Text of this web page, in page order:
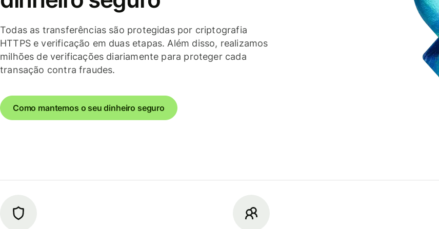
Todas as transferências são protegidas por criptografia
HTTPS e verificação em duas etapas. Além disso, realizamos
milhões de verificações diariamente para proteger cada
transação contra fraudes.
Como mantemos o seu dinheiro seguro